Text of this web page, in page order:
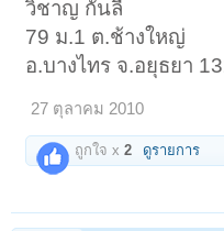
วิชาญ กันลี
79 ม.1 ต.ช้างใหญ่
อ.บางไทร จ.อยุธยา
27 ตุลาคม 2010
ถูกใจ x2 ดูรายการ